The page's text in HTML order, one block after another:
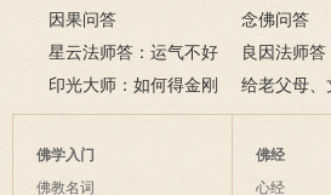
哭？这是流泪佛？
吗？该怎么
因果问答 念佛问答
星云法师答：运气不好
时如何转运？
良因法师
经》将近一
藏经》可以
印光大师：如何得金刚
经的真实利益？
给老父母、
《金刚经》
往生咒可以
佛学入门
佛教名词
佛经
心经